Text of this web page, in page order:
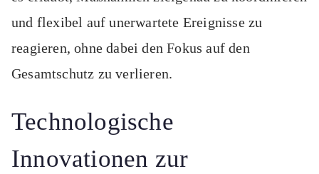
und flexibel auf unerwartete Ereignisse zu
reagieren, ohne dabei den Fokus auf den
Gesamtschutz zu verlieren.
Technologische
Innovationen zur